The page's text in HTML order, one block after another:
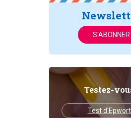
S'ABONNER
Testez-
Test